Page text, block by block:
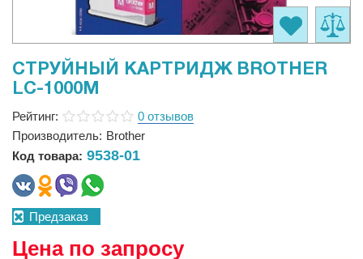
СТРУЙНЫЙ КАРТРИДЖ BROTHER
LC-1000M
Рейтинг:
0 отзывов
Производитель: Brother
Код товара: 9538-01
Предзаказ
Цена по запросу